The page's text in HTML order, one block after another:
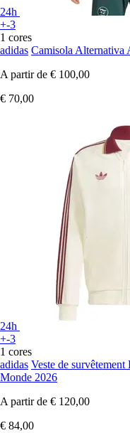
24h
+-3
1 cores
adidas Camisola Alternativa
A partir de € 100,00
€ 70,00
24h
+-3
1 cores
adidas Veste de
Monde 2026
A partir de € 120,00
€ 84,00